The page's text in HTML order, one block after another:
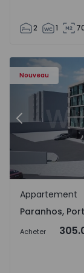
2 1
Nouveau
Appartement T1
Précédent
Paranhos,
Appartement
Paranhos,
Acheter